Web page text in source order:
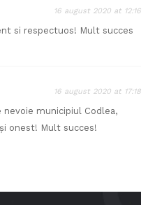
16 august 2020 at 12:16
si respectuos! Mult succes
16 august 2020 at 17:18
nevoie municipiul Codlea,
onest! Mult succes!